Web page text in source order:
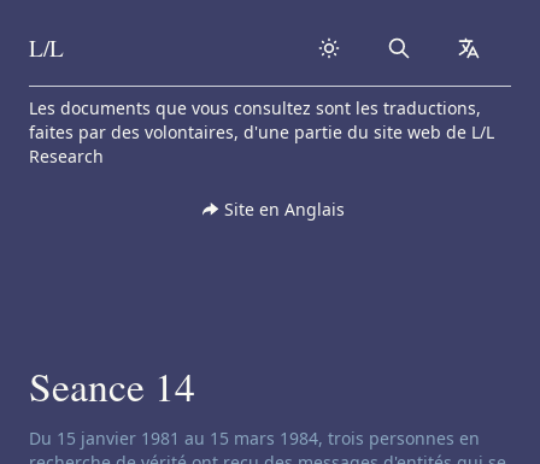
Skip to content
L/L Search
Les documents que vous consultez sont les traductions,
faites par des volontaires, d'une partie du site web de L/L
Research
Site en Anglais
Seance 14
Clause de non-responsabilité concernant le channeling:
Du 15 janvier 1981 au 15 mars 1984, trois personnes en